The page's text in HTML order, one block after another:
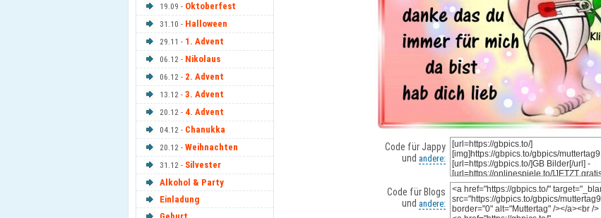
19.09 - Oktoberfest
31.10 - Halloween
29.11 - 1. Advent
06.12 - Nikolaus
06.12 - 2. Advent
13.12 - 3. Advent
20.12 - 4. Advent
04.12 - Chanukka
20.12 - Weihnachten
31.12 - Silvester
Alkohol & Party
Einladung
Code für Jappy
und andere:
Code für Blogs
und andere: